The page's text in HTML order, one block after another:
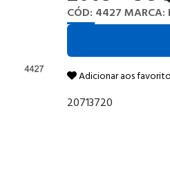
CÓD: 4427 MARCA:
Adicionar aos
20713720